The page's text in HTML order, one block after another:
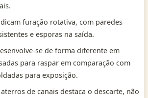
furação rotativa, com paredes
e esporas na saída.
se de forma diferente em
para raspar em comparação com
para exposição.
de canais destaca o descarte, não